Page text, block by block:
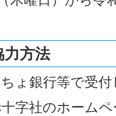
方法
ょ銀行等で受
字社のホーム